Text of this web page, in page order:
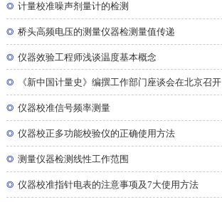
◎ 计量校准噪声剂量计的检测
◎ 桥头高频电压的测量仪器检测量值传递
◎ 仪器效验工程师浅谈温度基本概念
◎ 《新中国计量史》编撰工作部门座谈会在北京召开
◎ 仪器校准信号频率测量
◎ 仪器校正多功能校验仪的正确使用方法
◎ 测量仪器检测线性工作范围
◎ 仪器校准指针电表的注意事项及7大使用方法